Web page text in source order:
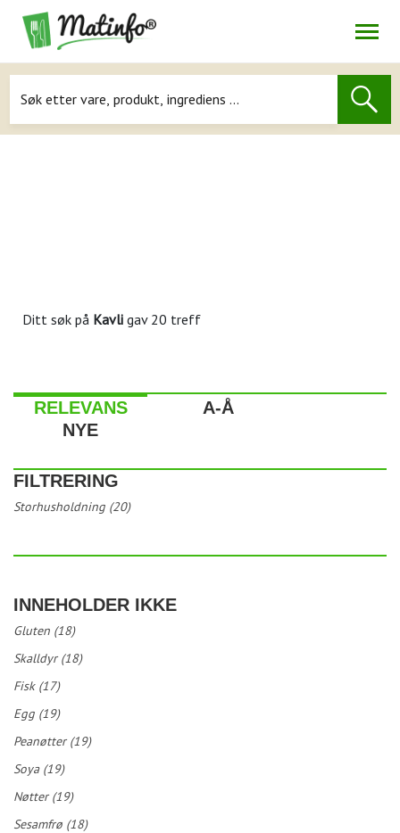
Navigasjon
Ditt søk på Kavli gav 20 treff
RELEVANS
A-Å
NYE
FILTRERING
Storhusholdning (20)
INNEHOLDER IKKE
Gluten (18)
Skalldyr (18)
Fisk (17)
Egg (19)
Peanøtter (19)
Soya (19)
Nøtter (19)
Sesamfrø (18)